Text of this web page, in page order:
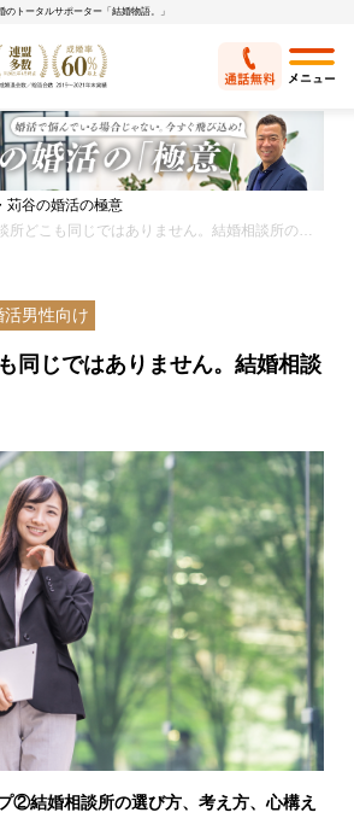
トータルサポーター「結婚物語。」
苅谷の婚活の極意
どこも同じではありません。結婚相談所の選び方
活男性向け
同じではありません。結婚相談
②結婚相談所の選び方、考え方、心構え